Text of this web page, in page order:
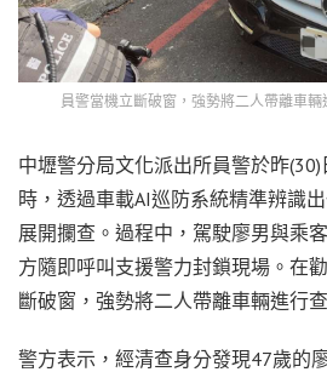
員警當機立斷破窗，強勢將二人帶離車
中壢警分局文化派出所員警於昨
時，透過車載AI巡防系統精準辨識
展開攔查。過程中，駕駛廖男與乘
方隨即呼叫支援警力封鎖現場。在
斷破窗，強勢將二人帶離車輛進行
警方表示，經清查身分發現47歲的